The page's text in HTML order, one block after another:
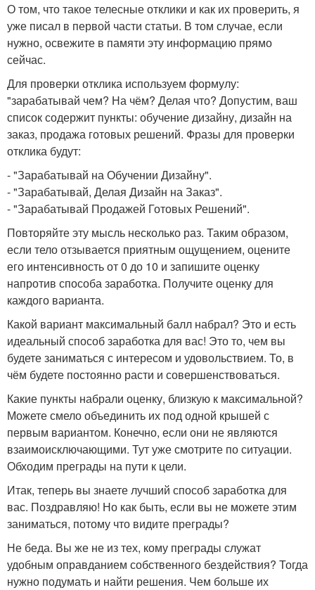
О том, что такое телесные отклики и как их проверить, я
уже писал в первой части статьи. В том случае, если
нужно, освежите в памяти эту информацию прямо
сейчас.
Для проверки отклика используем формулу:
"зарабатывай чем? На чём? Делая что? Допустим, ваш
список содержит пункты: обучение дизайну, дизайн на
заказ, продажа готовых решений. Фразы для проверки
отклика будут:
- "Зарабатывай на Обучении Дизайну".
- "Зарабатывай, Делая Дизайн на Заказ".
- "Зарабатывай Продажей Готовых Решений".
Повторяйте эту мысль несколько раз. Таким образом,
если тело отзывается приятным ощущением, оцените
его интенсивность от 0 до 10 и запишите оценку
напротив способа заработка. Получите оценку для
каждого варианта.
Какой вариант максимальный балл набрал? Это и есть
идеальный способ заработка для вас! Это то, чем вы
будете заниматься с интересом и удовольствием. То, в
чём будете постоянно расти и совершенствоваться.
Какие пункты набрали оценку, близкую к максимальной?
Можете смело объединить их под одной крышей с
первым вариантом. Конечно, если они не являются
взаимоисключающими. Тут уже смотрите по ситуации.
Обходим преграды на пути к цели.
Итак, теперь вы знаете лучший способ заработка для
вас. Поздравляю! Но как быть, если вы не можете этим
заниматься, потому что видите преграды?
Не беда. Вы же не из тех, кому преграды служат
удобным оправданием собственного бездействия? Тогда
нужно подумать и найти решения. Чем больше их